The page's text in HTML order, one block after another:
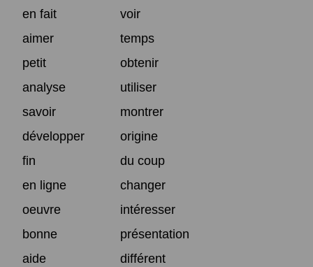
en fait
voir
aimer
temps
petit
obtenir
analyse
utiliser
savoir
montrer
développer
origine
fin
du coup
en ligne
changer
oeuvre
intéresser
bonne
présentation
aide
différent